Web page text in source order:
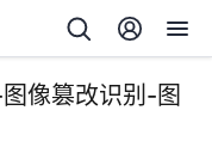
像篡改识别-图